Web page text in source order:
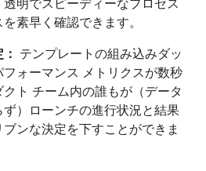
明でスピーディーなプロセス
素早く確認できます。
テンプレートの組み込みダッ
ォーマンス メトリクスが数秒
ト チーム内の誰もが（データ
）ローンチの進行状況と結果
ンな決定を下すことができま